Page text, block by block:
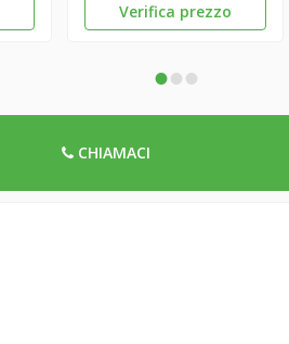
Verifica prezzo
•••
CHIAMACI